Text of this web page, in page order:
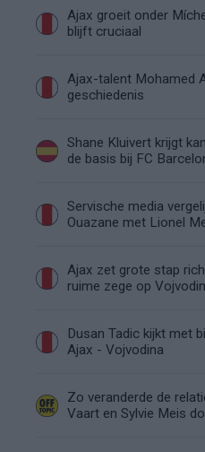
Ajax groeit onder
blijft cruciaal
Ajax-talent Mohamed
geschiedenis
Shane Kluivert krijgt
de basis bij FC
Servische media
Ouazane met Lionel
Ajax zet grote stap
ruime zege op
Dusan Tadic kijkt met
Ajax - Vojvodina
Zo veranderde de
Vaart en Sylvie Meis